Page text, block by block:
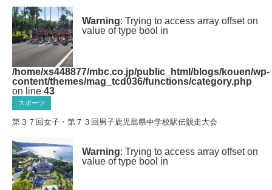
Warning: Trying to access array offset on
value of type bool in
/home/xs448877/mbc.co.jp/public_html/blogs/kouen/wp-
content/themes/mag_tcd036/functions/category.php
on line 43
スポーツ
第３７回女子・第７３回男子鹿児島県中学校駅伝競走大会
Warning: Trying to access array offset on
value of type bool in